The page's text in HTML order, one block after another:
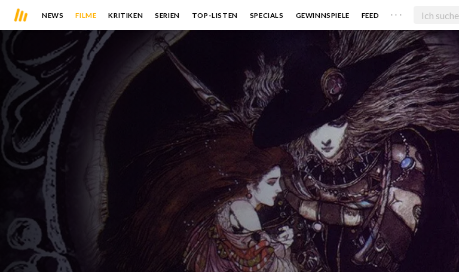
NEWS FILME KRITIKEN SERIEN TOP-LISTEN SPECIALS GEWINNSPIELE FEED . . .